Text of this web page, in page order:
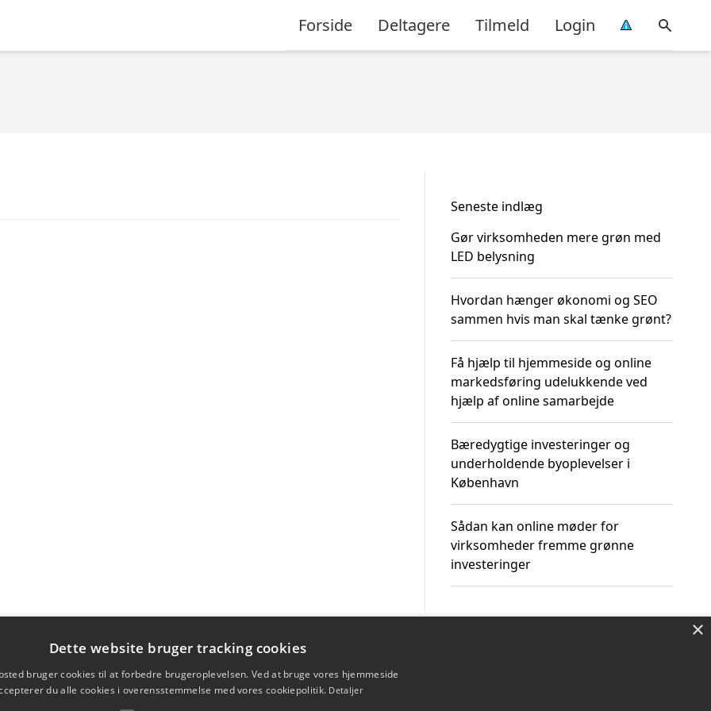
Forside Deltagere Tilmeld Login
Seneste indlæg
Gør virksomheden mere grøn med
LED belysning
Hvordan hænger økonomi og SEO
sammen hvis man skal tænke grønt?
Få hjælp til hjemmeside og online
markedsføring udelukkende ved
hjælp af online samarbejde
Bæredygtige investeringer og
underholdende byoplevelser i
København
Sådan kan online møder for
virksomheder fremme grønne
investeringer
×
Dette website bruger tracking cookies
bruger cookies til at forbedre brugeroplevelsen. Ved at bruge vores hjemmeside
du alle cookies i overensstemmelse med vores cookiepolitik. Detaljer